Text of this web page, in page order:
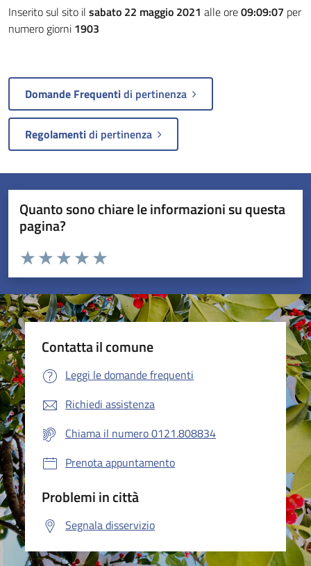
Inserito sul sito il sabato 22 maggio 2021 alle ore09:09:07 per
numero giorni 1903
Domande Frequentidi pertinenza
Regolamentidi pertinenza
Quanto sono chiare le informazioni su questa
pagina?
Valuta da 1 a 5 stelle la pagina
Valuta 5 stelle su 5
Valuta 4 stelle su 5
Valuta 3 stelle su 5
Valuta 2 stelle su 5
Valuta 1 stelle su 5
Contatta il comune
Leggi le domande frequenti
Richiedi assistenza
Chiama il numero 0121.808834
Prenota appuntamento
Problemi in città
Segnala disservizio